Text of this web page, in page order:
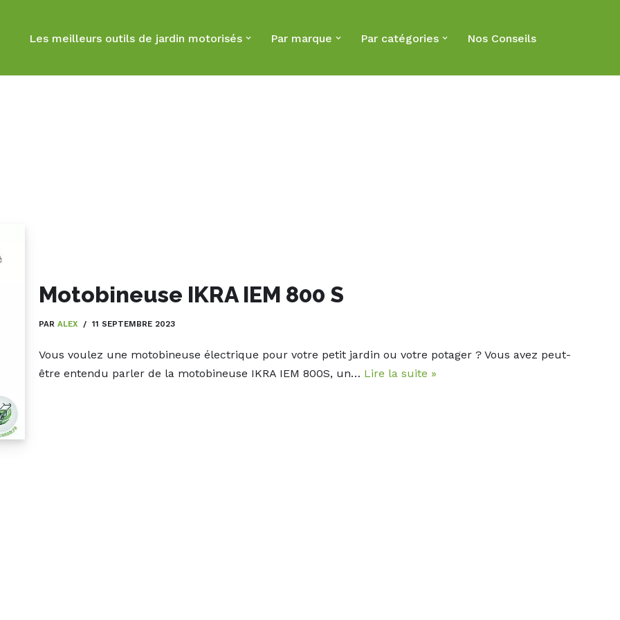
Les meilleurs outils de jardin motorisés Par marque Par catégories Nos Conseils
Motobineuse IKRA IEM 800 S
PAR ALEX 11 SEPTEMBRE 2023
Vous voulez une motobineuse électrique pour votre petit jardin ou votre potager ? Vous avez peut-
être entendu parler de la motobineuse IKRA IEM 800S, un… Lire la suite »